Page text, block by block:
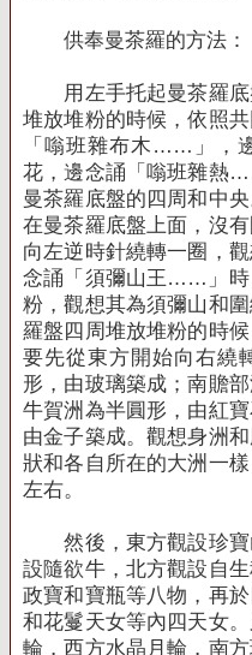
供奉曼茶羅的方法：
用左手托起曼茶羅底
堆放堆粉的時候，依照
「嗡班雜布木……」，
花，邊念誦「嗡班雜熱
曼茶羅底盤的四周和中
在曼茶羅底盤上面，沒
向左逆時針繞轉一圈，
念誦「須彌山王……」時
粉，觀想其為須彌山和
羅盤四周堆放堆粉的時
要先從東方開始向右繞
形，由玻璃築成；南贍
牛賀洲為半圓形，由紅
由金子築成。觀想身洲
狀和各自所在的大洲一
左右。
然後，東方觀設珍寶
設隨欲牛，北方觀設自
政寶和寶瓶等八物，再
和花鬘天女等內四天女
輪，西方水晶月輪，南